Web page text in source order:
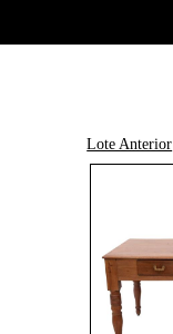
Lote Anterior